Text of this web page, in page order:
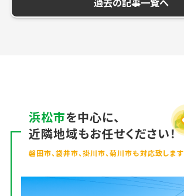
浜松市を中心に、
近隣地域もお任せください！
磐田市、袋井市、掛川市、菊川市も対応致します